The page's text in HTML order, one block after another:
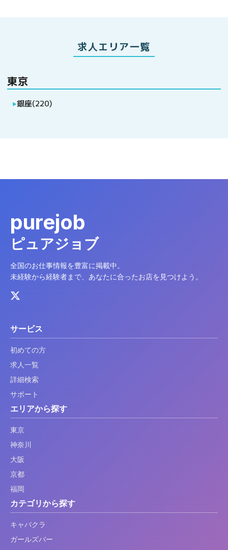
求人エリア一覧
東京
▶銀座(220)
purejob
ピュアジョブ
全国のお仕事情報を豊富に掲載中。
未経験から経験者まで、あなたに合ったお店を見つけよう。
サービス
初めての方
求人一覧
詳細検索
サポート
エリアから探す
東京
神奈川
大阪
京都
福岡
カテゴリから探す
キャバクラ
ガールズバー